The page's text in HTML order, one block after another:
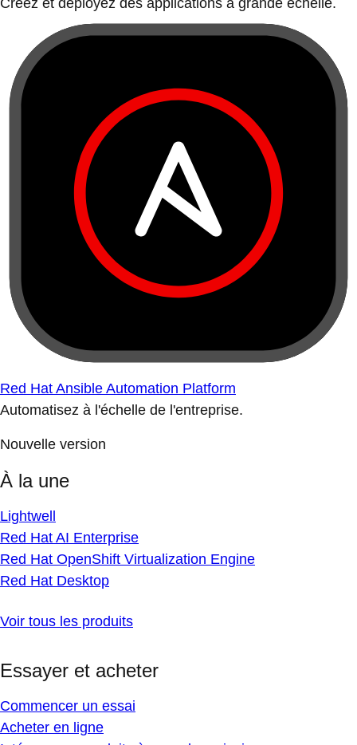
Créez et déployez des applications à grande échelle.
Red Hat Ansible Automation Platform
Automatisez à l'échelle de l'entreprise.
Nouvelle version
À la une
Lightwell
Red Hat AI Enterprise
Red Hat OpenShift Virtualization Engine
Red Hat Desktop
Voir tous les produits
Essayer et acheter
Commencer un essai
Acheter en ligne